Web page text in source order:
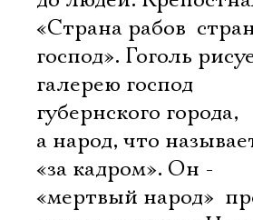
«Страна рабов 
господ». Гоголь
галерею господ
губернского города,
а народ, что
«за кадром». Он -
«мертвый народ» 